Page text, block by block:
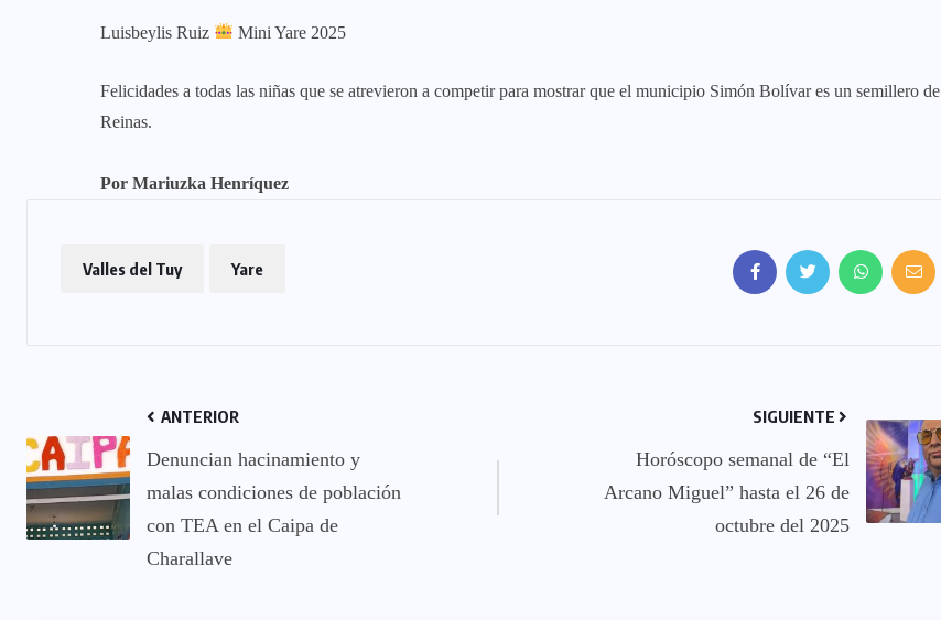
Luisbeylis Ruiz Mini Yare 2025
Felicidades a todas las niñas que se atrevieron a competir para mostrar que el municipio Simón Bolívar es un semillero de
Reinas.
Por Mariuzka Henríquez
Valles del Tuy Yare
ANTERIOR
Denuncian hacinamiento y
malas condiciones de población
con TEA en el Caipa de
Charallave
SIGUIENTE
Horóscopo semanal de “El
Arcano Miguel” hasta el 26 de
octubre del 2025